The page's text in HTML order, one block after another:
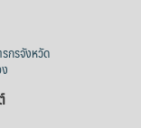
กรจังหวัด